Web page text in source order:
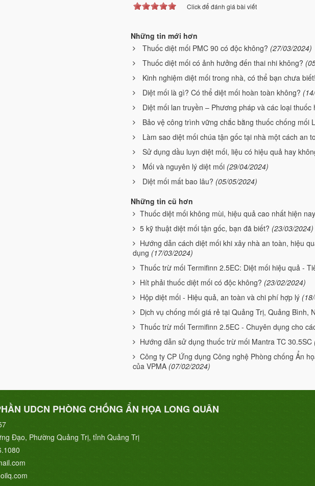
Click để đánh giá bài viết
Những tin mới hơn
Thuốc diệt mối PMC 90 có độc không? (27/03/2024)
Thuốc diệt mối có ảnh hưởng đến thai nhi không?
Kinh nghiệm diệt mối trong nhà, có thể bạn chưa biết!
Diệt mối là gì? Có thể diệt mối hoàn toàn không?
Diệt mối lan truyền – Phương pháp và các loại
Bảo vệ công trình vững chắc bằng thuốc chống mối
Làm sao diệt mối chúa tận gốc tại nhà một cách an
Sử dụng dầu luyn diệt mối, liệu có hiệu quả hay
Mối và nguyên lý diệt mối (29/04/2024)
Diệt mối mất bao lâu? (05/05/2024)
Những tin cũ hơn
Thuốc diệt mối không mùi, hiệu quả cao nhất hiện nay
5 kỹ thuật diệt mối tận gốc, bạn đã biết? (23/03/2024)
Hướng dẫn cách diệt mối khi xây nhà an toàn, hiệu
dụng (17/03/2024)
Thuốc trừ mối Termifinn 2.5EC: Diệt mối hiệu quả -
Hít phải thuốc diệt mối có độc không? (23/02/2024)
Hộp diệt mối - Hiệu quả, an toàn và chi phí hợp lý
Dịch vụ chống mối giá rẻ tại Quảng Trị, Quảng Bình,
Thuốc trừ mối Termifinn 2.5EC - Chuyên dụng cho
Hướng dẫn sử dụng thuốc trừ mối Mantra TC 30.5SC
Công ty CP Ứng dụng Công nghệ Phòng chống Ẩn
của VPMA (07/02/2024)
UDCN PHÒNG CHỐNG ẨN HỌA LONG QUÂN
Đạo, Phường Quảng Trị, tỉnh Quảng Trị